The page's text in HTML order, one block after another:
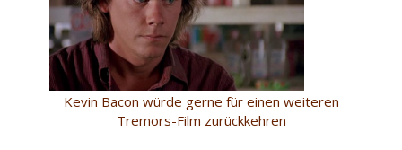
Kevin Bacon würde gerne für einen weiteren
Tremors-Film zurückkehren